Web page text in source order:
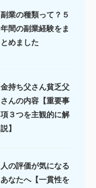
副業の種類って？５
年間の副業経験をま
とめました
金持ち父さん貧乏父
さんの内容【重要事
項３つを主観的に解
説】
人の評価が気になる
あなたへ【一貫性を